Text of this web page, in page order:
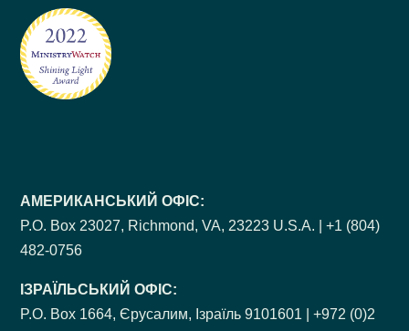
АМЕРИКАНСЬКИЙ ОФІС:
P.O. Box 23027, Richmond, VA, 23223 U.S.A. | +1 (804)
482-0756
ІЗРАЇЛЬСЬКИЙ ОФІС:
P.O. Box 1664, Єрусалим, Ізраїль 9101601 | +972 (0)2